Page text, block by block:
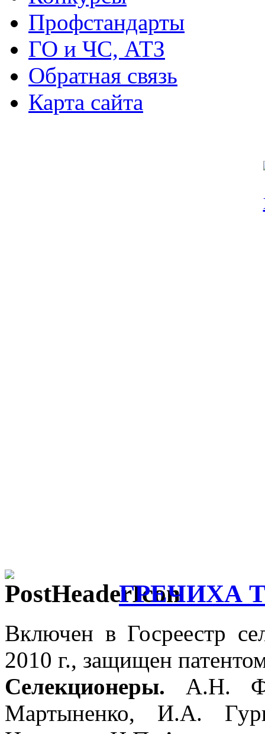
Профстандарты
ГО и ЧС, АТЗ
Обратная связь
Карта сайта
ГРЕЧИХА
Включен в Госреестр
2010 г., защищен
Селекционеры. А.Н.
Мартыненко, И.А.